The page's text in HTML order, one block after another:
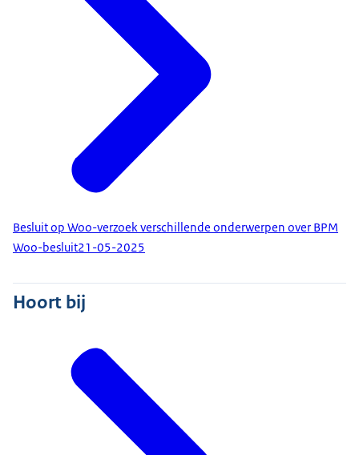
Besluit op Woo-verzoek verschillende onderwerpen over BPM
Woo-besluit21-05-2025
Hoort bij